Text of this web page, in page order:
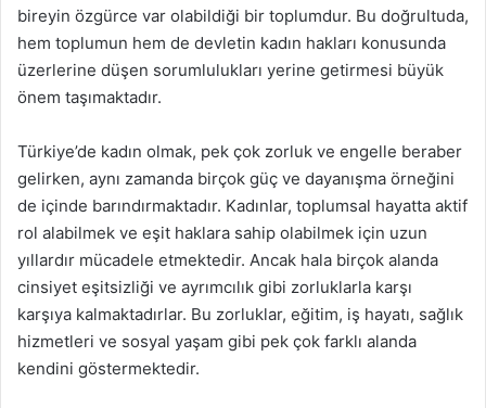
bireyin özgürce var olabildiği bir toplumdur. Bu doğrultuda,
hem toplumun hem de devletin kadın hakları konusunda
üzerlerine düşen sorumlulukları yerine getirmesi büyük
önem taşımaktadır.
Türkiye’de kadın olmak, pek çok zorluk ve engelle beraber
gelirken, aynı zamanda birçok güç ve dayanışma örneğini
de içinde barındırmaktadır. Kadınlar, toplumsal hayatta aktif
rol alabilmek ve eşit haklara sahip olabilmek için uzun
yıllardır mücadele etmektedir. Ancak hala birçok alanda
cinsiyet eşitsizliği ve ayrımcılık gibi zorluklarla karşı
karşıya kalmaktadırlar. Bu zorluklar, eğitim, iş hayatı, sağlık
hizmetleri ve sosyal yaşam gibi pek çok farklı alanda
kendini göstermektedir.